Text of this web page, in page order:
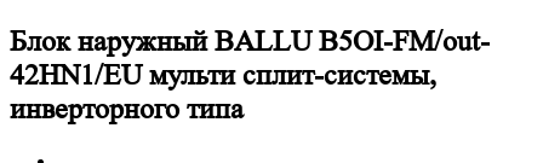
Блок наружный BALLU B5OI-FM/out-
42HN1/EU мульти сплит-системы,
инверторного типа